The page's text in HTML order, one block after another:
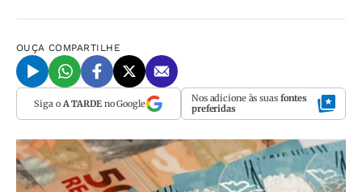
OUÇA COMPARTILHE
Siga o A TARDEno Google Nos adicione às suas fontes
preferidas